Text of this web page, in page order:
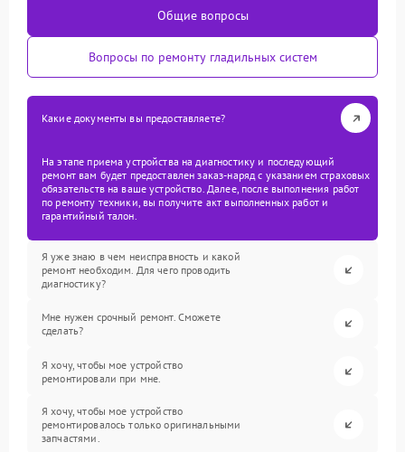
Общие вопросы
Вопросы по ремонту гладильных систем
Какие документы вы предоставляете?
На этапе приема устройства на диагностику и последующий
ремонт вам будет предоставлен заказ-наряд с указанием страховых
обязательств на ваше устройство. Далее, после выполнения работ
по ремонту техники, вы получите акт выполненных работ и
гарантийный талон.
Я уже знаю в чем неисправность и какой
ремонт необходим. Для чего проводить
диагностику?
Мне нужен срочный ремонт. Сможете
сделать?
Я хочу, чтобы мое устройство
ремонтировали при мне.
Я хочу, чтобы мое устройство
ремонтировалось только оригинальными
запчастями.